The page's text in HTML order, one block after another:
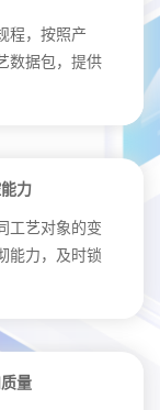
程，按照产
数据包，提供
力
工艺对象的变
能力，及时锁
量